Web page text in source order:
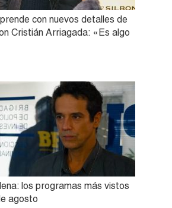
con nuevos detalles de
Cristián Arriagada: «Es algo
los programas más vistos
agosto